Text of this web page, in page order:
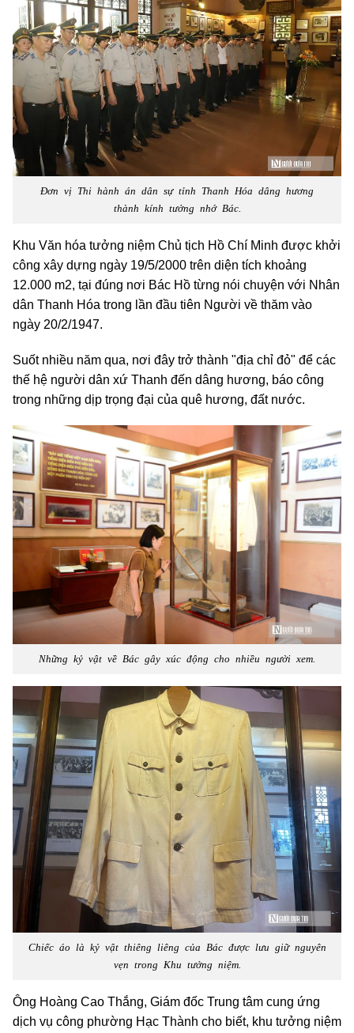
Đơn vị Thi hành án dân sự tỉnh Thanh Hóa dâng hương
thành kính tưởng nhớ Bác.
Khu Văn hóa tưởng niệm Chủ tịch Hồ Chí Minh được khởi
công xây dựng ngày 19/5/2000 trên diện tích khoảng
12.000 m2, tại đúng nơi Bác Hồ từng nói chuyện với Nhân
dân Thanh Hóa trong lần đầu tiên Người về thăm vào
ngày 20/2/1947.
Suốt nhiều năm qua, nơi đây trở thành "địa chỉ đỏ" để các
thế hệ người dân xứ Thanh đến dâng hương, báo công
trong những dịp trọng đại của quê hương, đất nước.
Những kỷ vật về Bác gây xúc động cho nhiều người xem.
Chiếc áo là kỷ vật thiêng liêng của Bác được lưu giữ nguyên
vẹn trong Khu tưởng niệm.
Ông Hoàng Cao Thắng, Giám đốc Trung tâm cung ứng
dịch vụ công phường Hạc Thành cho biết, khu tưởng niệm